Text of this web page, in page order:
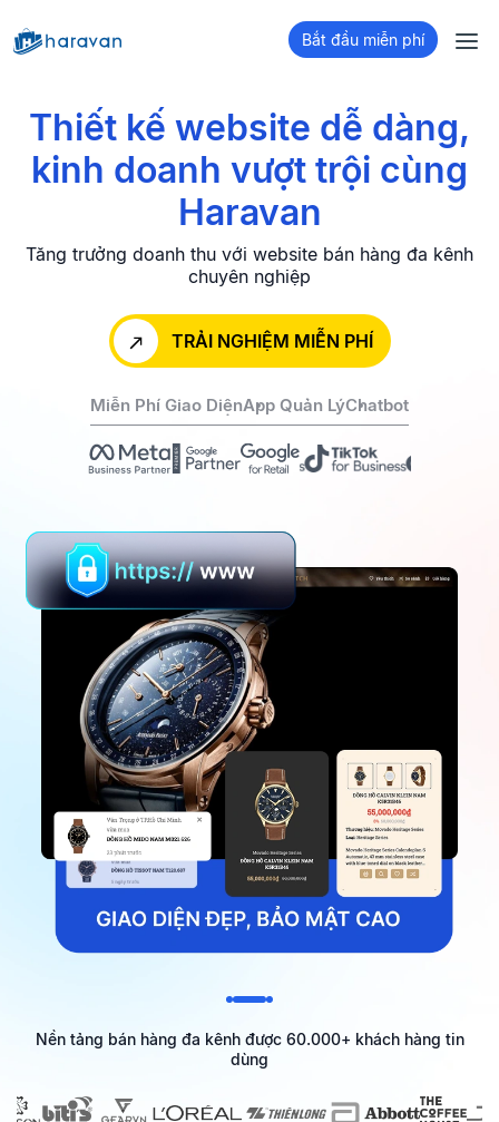
Bắt đầu miễn phí
Thiết kế website dễ dàng,
kinh doanh vượt trội cùng
Haravan
Tăng trưởng doanh thu với website bán hàng đa kênh
chuyên nghiệp
TRẢI NGHIỆM MIỄN PHÍ
Miễn Phí Giao DiệnApp Quản LýChatbot
Nền tảng bán hàng đa kênh được 60.000+ khách hàng tin
dùng